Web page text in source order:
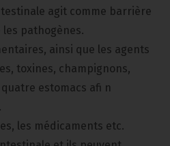
agit comme barrière
pathogènes.
ainsi que les agents
toxines, champignons,
estomacs afi n
les médicaments etc.